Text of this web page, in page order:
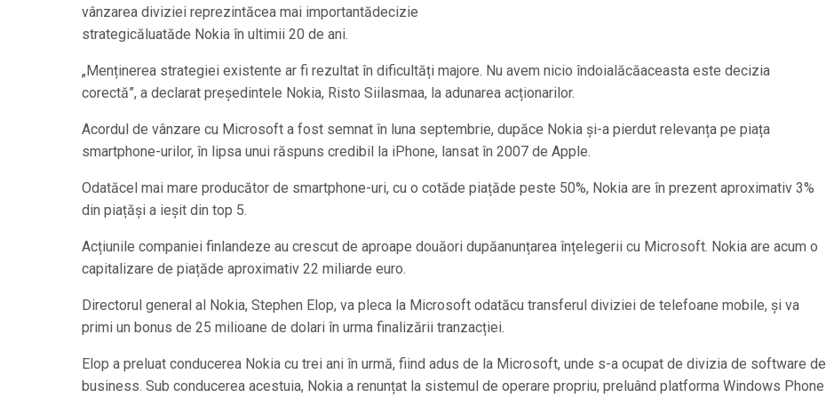
vânzarea diviziei reprezintăcea mai importantădecizie
strategicăluatăde Nokia în ultimii 20 de ani.
„Menținerea strategiei existente ar fi rezultat în dificultăți majore. Nu avem nicio îndoialăcăaceasta este decizia
corectă”, a declarat președintele Nokia, Risto Siilasmaa, la adunarea acționarilor.
Acordul de vânzare cu Microsoft a fost semnat în luna septembrie, dupăce Nokia și-a pierdut relevanța pe piața
smartphone-urilor, în lipsa unui răspuns credibil la iPhone, lansat în 2007 de Apple.
Odatăcel mai mare producător de smartphone-uri, cu o cotăde piațăde peste 50%, Nokia are în prezent aproximativ 3%
din piațăși a ieșit din top 5.
Acțiunile companiei finlandeze au crescut de aproape douăori dupăanunțarea înțelegerii cu Microsoft. Nokia are acum o
capitalizare de piațăde aproximativ 22 miliarde euro.
Directorul general al Nokia, Stephen Elop, va pleca la Microsoft odatăcu transferul diviziei de telefoane mobile, și va
primi un bonus de 25 milioane de dolari în urma finalizării tranzacției.
Elop a preluat conducerea Nokia cu trei ani în urmă, fiind adus de la Microsoft, unde s-a ocupat de divizia de software de
business. Sub conducerea acestuia, Nokia a renunțat la sistemul de operare propriu, preluând platforma Windows Phone